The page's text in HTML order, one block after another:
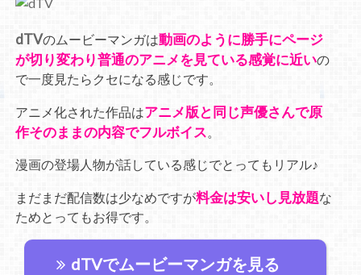
dTVのムービーマンガは動画のように勝手にページ
が切り変わり普通のアニメを見ている感覚に近いの
で一度見たらクセになる感じです。
アニメ化された作品はアニメ版と同じ声優さんで原
作そのままの内容でフルボイス。
漫画の登場人物が話している感じでとってもリアル♪
まだまだ配信数は少なめですが料金は安いし見放題な
ためとってもお得です。
dTVでムービーマンガを見る